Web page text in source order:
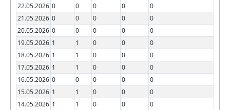
22.05.2026 0 0 0 0
0
21.05.2026 0 0 0 0
0
20.05.2026 0 0 0 0
0
19.05.2026 1 1 0 0
0
18.05.2026 1 1 0 0
0
17.05.2026 1 1 0 0
0
16.05.2026 0 0 0 0
0
15.05.2026 1 1 0 0
0
14.05.2026 1 1 0 0
0